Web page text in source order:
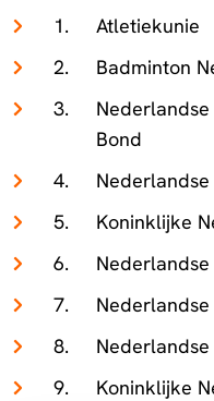
Atletiekunie
Badminton
Bond
Koninklijke
Koninklijke